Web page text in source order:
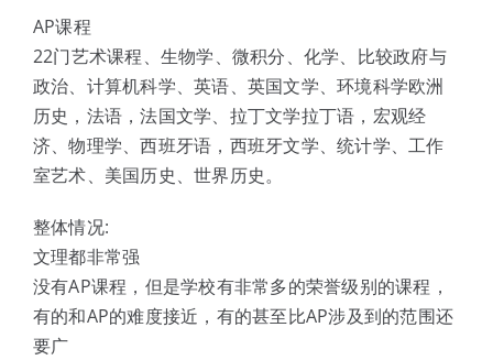
AP课程
22门艺术课程、生物学、微积分、化学、比较政府与
政治、计算机科学、英语、英国文学、环境科学欧洲
历史，法语，法国文学、拉丁文学拉丁语，宏观经
济、物理学、西班牙语，西班牙文学、统计学、工作
室艺术、美国历史、世界历史。
整体情况:
文理都非常强
没有AP课程，但是学校有非常多的荣誉级别的课程，
有的和AP的难度接近，有的甚至比AP涉及到的范围还
要广